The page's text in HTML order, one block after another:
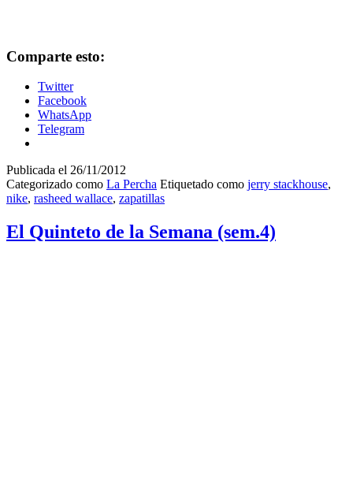
Comparte esto:
Twitter
Facebook
WhatsApp
Telegram
Publicada el 26/11/2012
Categorizado como La Percha Etiquetado como jerry stackhouse,
nike, rasheed wallace, zapatillas
El Quinteto de la Semana (sem.4)